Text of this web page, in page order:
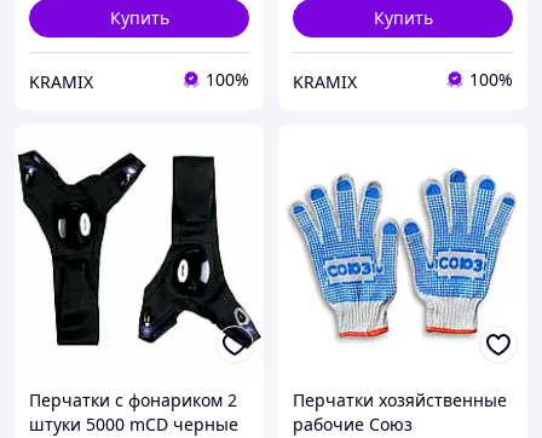
Купить
KRAMIX 100%
Купить
KRAMIX 100%
Перчатки с фонариком 2
штуки 5000 mCD черные
Перчатки хозяйственные
рабочие Союз